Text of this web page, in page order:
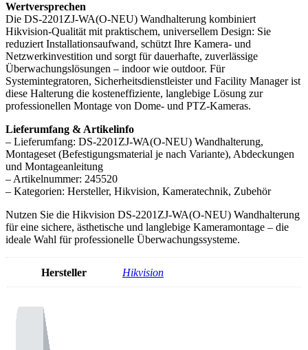
Wertversprechen
Die DS-2201ZJ-WA(O-NEU) Wandhalterung kombiniert
Hikvision-Qualität mit praktischem, universellem Design: Sie
reduziert Installationsaufwand, schützt Ihre Kamera- und
Netzwerkinvestition und sorgt für dauerhafte, zuverlässige
Überwachungslösungen – indoor wie outdoor. Für
Systemintegratoren, Sicherheitsdienstleister und Facility Manager ist
diese Halterung die kosteneffiziente, langlebige Lösung zur
professionellen Montage von Dome- und PTZ-Kameras.
Lieferumfang & Artikelinfo
– Lieferumfang: DS-2201ZJ-WA(O-NEU) Wandhalterung,
Montageset (Befestigungsmaterial je nach Variante), Abdeckungen
und Montageanleitung
– Artikelnummer: 245520
– Kategorien: Hersteller, Hikvision, Kameratechnik, Zubehör
Nutzen Sie die Hikvision DS-2201ZJ-WA(O-NEU) Wandhalterung
für eine sichere, ästhetische und langlebige Kameramontage – die
ideale Wahl für professionelle Überwachungssysteme.
Hersteller Hikvision